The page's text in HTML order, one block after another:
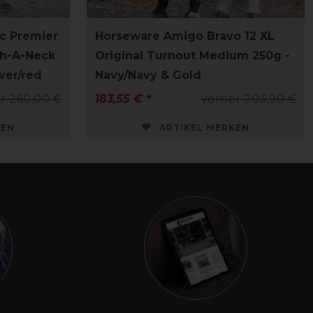
Premier
A-Neck
red
260,00 €
Horseware Amigo Bravo 12 XL
Original Turnout Medium 250g -
Navy/Navy & Gold
vorher 203,90 €
183,55 € *
ARTIKEL MERKEN